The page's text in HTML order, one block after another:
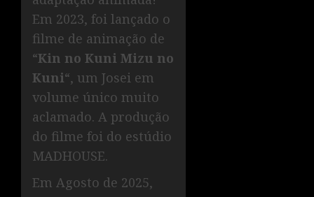
Em 2023, foi lançado o
filme de animação de
“Kin no Kuni Mizu no
Kuni“, um Josei em
volume único muito
aclamado. A produção
do filme foi do estúdio
MADHOUSE.
Em Agosto de 2025,